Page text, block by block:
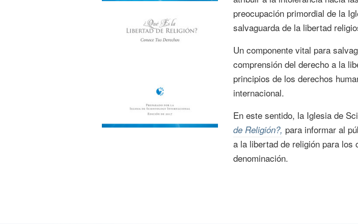
preocupación primordial de la
salvaguarda de la libertad
Un componente vital para
comprensión del derecho a la
principios de los derechos
internacional.
En este sentido, la Iglesia de
de Religión?, para informar al
a la libertad de religión para
denominación.